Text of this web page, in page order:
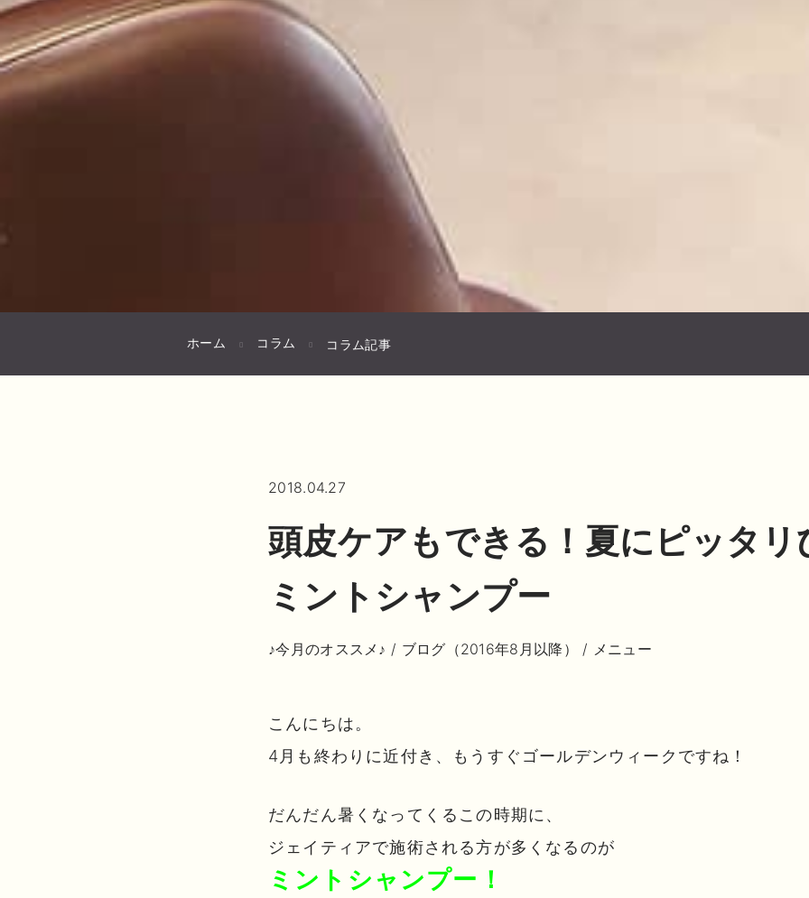
ホーム コラム コラム記事
2018.04.27
頭皮ケアもできる！夏にピッタリ
ミントシャンプー
♪今月のオススメ♪ / ブログ（2016年8月以降） / メニュー
こんにちは。
4月も終わりに近付き、もうすぐゴールデンウィークですね！
だんだん暑くなってくるこの時期に、
ジェイティアで施術される方が多くなるのが
ミントシャンプー！